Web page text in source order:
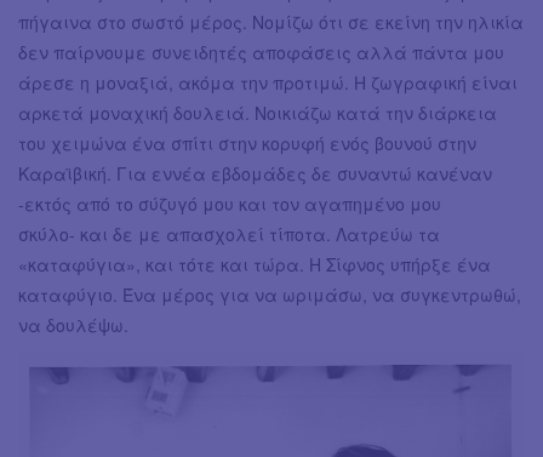
πήγαινα στο σωστό μέρος. Νομίζω ότι σε εκείνη την ηλικία
δεν παίρνουμε συνειδητές αποφάσεις αλλά πάντα μου
άρεσε η μοναξιά, ακόμα την προτιμώ. Η ζωγραφική είναι
αρκετά μοναχική δουλειά. Νοικιάζω κατά την διάρκεια
του χειμώνα ένα σπίτι στην κορυφή ενός βουνού στην
Καραϊβική. Για εννέα εβδομάδες δε συναντώ κανέναν
-εκτός από το σύζυγό μου και τον αγαπημένο μου
σκύλο- και δε με απασχολεί τίποτα. Λατρεύω τα
«καταφύγια», και τότε και τώρα. Η Σίφνος υπήρξε ένα
καταφύγιο. Ένα μέρος για να ωριμάσω, να συγκεντρωθώ,
να δουλέψω.